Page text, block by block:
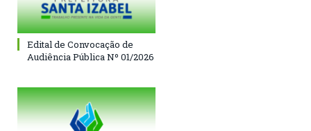
Edital de Convocação de
Audiência Pública Nº 01/2026